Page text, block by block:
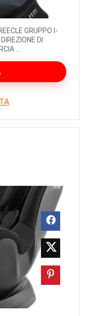
GRUPPO I-
DI
...